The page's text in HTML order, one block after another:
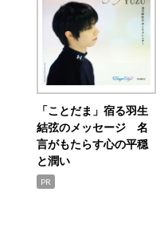
「ことだま」宿る羽生
結弦のメッセージ 名
言がもたらす心の平穏
と潤い
PR